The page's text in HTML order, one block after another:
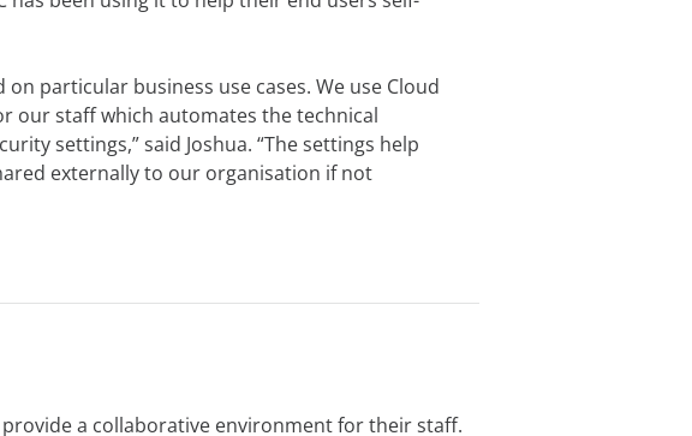
particular business use cases. We use Cloud
our staff which automates the technical
settings,” said Joshua. “The settings help
externally to our organisation if not
a collaborative environment for their staff.